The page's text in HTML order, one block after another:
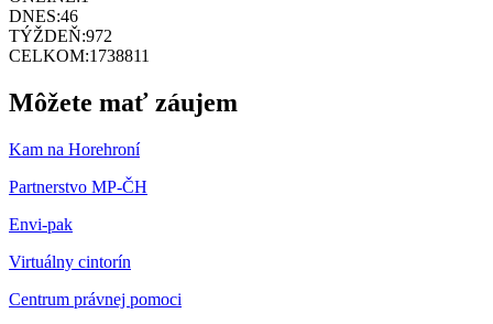
DNES:46
TÝŽDEŇ:972
CELKOM:1738811
Môžete mať záujem
Kam na Horehroní
Partnerstvo MP-ČH
Envi-pak
Virtuálny cintorín
Centrum právnej pomoci